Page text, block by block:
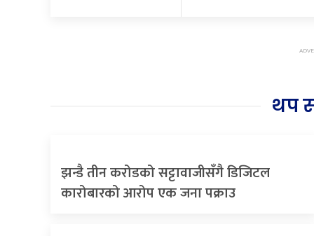
थप
झन्डै तीन करोडको सट्टावाजीसँगै डिजिटल
कारोबारको आरोप एक जना पक्राउ